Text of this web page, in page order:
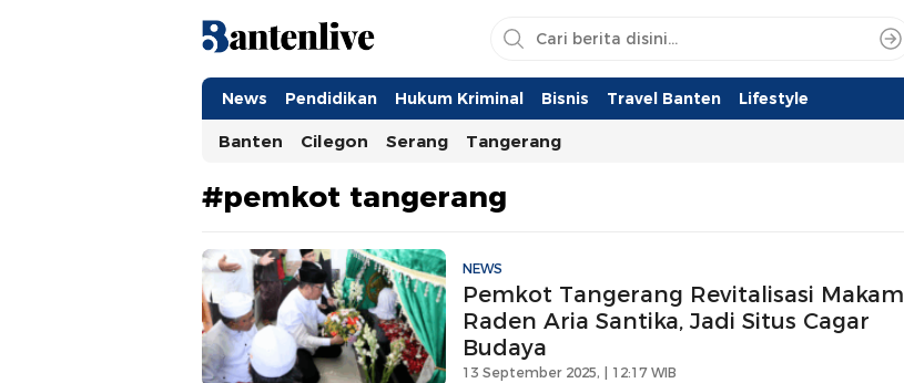
Bantenlive.com
Informasi Banten Terkini
News Pendidikan Hukum Kriminal Bisnis Travel Banten Lifestyle
Banten Cilegon Serang Tangerang
#pemkot tangerang
NEWS
Pemkot Tangerang Revitalisasi Makam
Raden Aria Santika, Jadi Situs Cagar
Budaya
13 September 2025, | 12:17 WIB